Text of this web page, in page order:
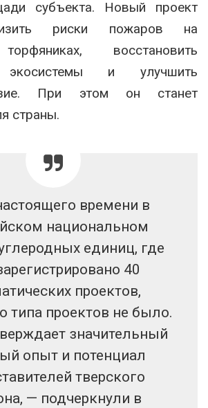
субъекта. Новый проект
риски пожаров на
восстановить
экосистемы и улучшить
При этом он станет
страны.
времени в
национальном
единиц, где
40
проектов,
типа проектов не было.
значительный
опыт и потенциал
тверского
— подчеркнули в